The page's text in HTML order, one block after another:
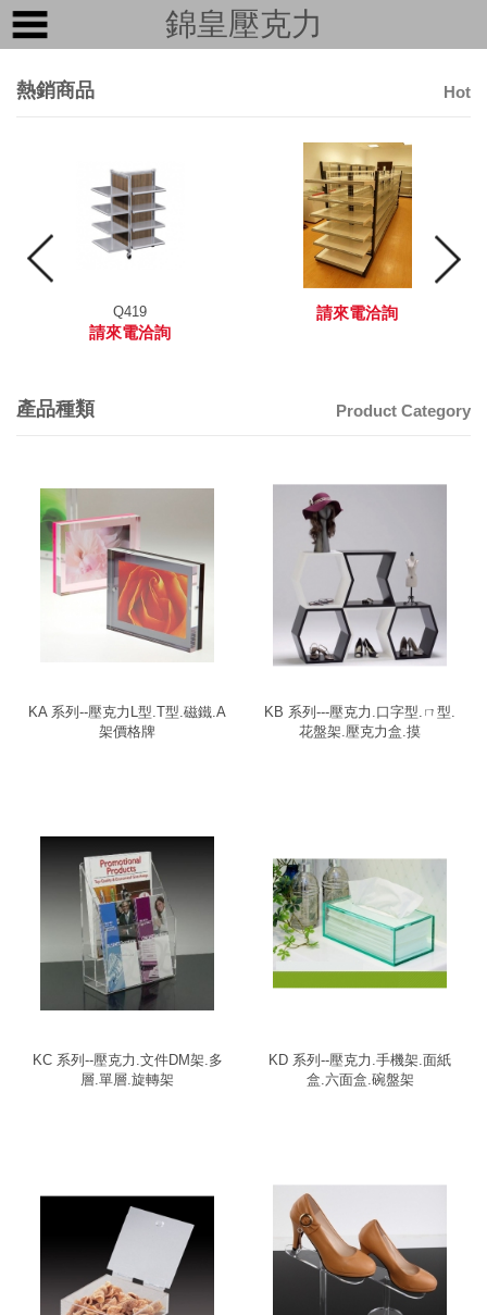
錦皇壓克力
熱銷商品 Hot
Q419
請來電洽詢
請來電洽詢
產品種類 Product Category
KA 系列--壓克力L型.T型.磁鐵.A
架價格牌
KB 系列---壓克力.口字型.ㄇ型.
花盤架.壓克力盒.摸
KC 系列--壓克力.文件DM架.多
層.單層.旋轉架
KD 系列--壓克力.手機架.面紙
盒.六面盒.碗盤架